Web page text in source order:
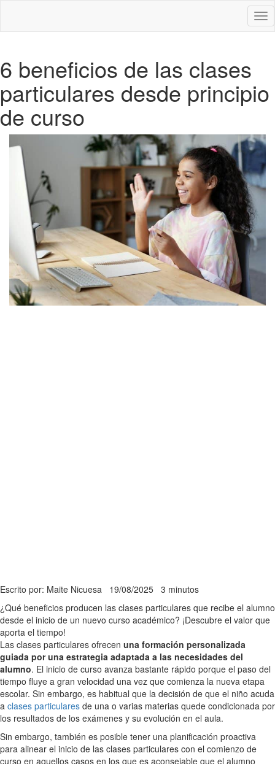
6 beneficios de las clases
particulares desde principio
de curso
Escrito por: Maite Nicuesa 19/08/2025 3 minutos
¿Qué beneficios producen las clases particulares que recibe el alumno
desde el inicio de un nuevo curso académico? ¡Descubre el valor que
aporta el tiempo!
Las clases particulares ofrecen una formación personalizada
guiada por una estrategia adaptada a las necesidades del
alumno. El inicio de curso avanza bastante rápido porque el paso del
tiempo fluye a gran velocidad una vez que comienza la nueva etapa
escolar. Sin embargo, es habitual que la decisión de que el niño acuda
a clases particulares de una o varias materias quede condicionada por
los resultados de los exámenes y su evolución en el aula.
Sin embargo, también es posible tener una planificación proactiva
para alinear el inicio de las clases particulares con el comienzo de
curso en aquellos casos en los que es aconsejable que el alumno